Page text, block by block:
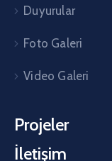
Duyurular
Foto Galeri
Video Galeri
Projeler
İletişim